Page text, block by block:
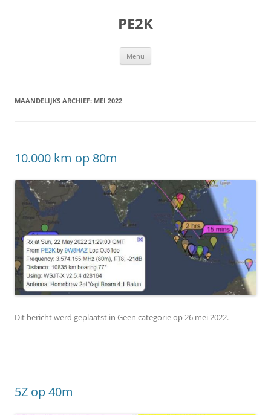
PE2K
Menu
MAANDELIJKS ARCHIEF: MEI 2022
10.000 km op 80m
Dit bericht werd geplaatst in Geen categorieop26 mei 2022.
5Z op 40m